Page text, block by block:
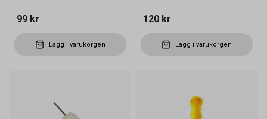
99 kr
Lägg i varukorgen
120 kr
Lägg i varukorgen